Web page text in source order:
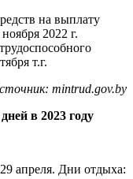
на выплату
2022 г.
т.г.
mintrud.gov.by
в 2023 году
апреля. Дни отдыха: